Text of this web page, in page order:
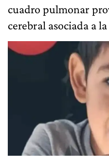
cuadro pulmonar
cerebral asociada a